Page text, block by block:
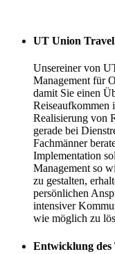
UT Union
Unsereiner von
Management für
damit Sie einen
Reiseaufkommen
Realisierung von
gerade bei
Fachmänner
Implementation
Management so
zu gestalten,
persönlichen
intensiver
wie möglich zu
Entwicklung des